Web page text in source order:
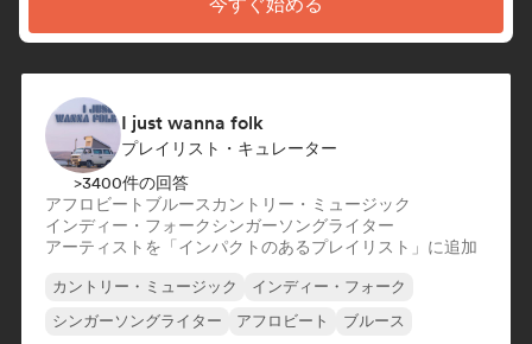
I just wanna folk
プレイリスト・キュレーター
>3400件の回答
アフロビート ブルース カントリー・ミュージック
インディー・フォークシンガーソングライター
アーティストを「インパクトのあるプレイリスト」に追加
カントリー・ミュージック
インディー・フォーク
シンガーソングライター
アフロビート ブルース